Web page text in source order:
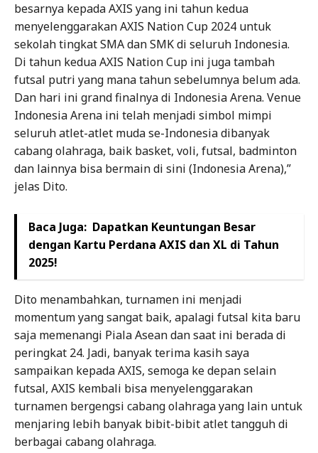
besarnya kepada AXIS yang ini tahun kedua
menyelenggarakan AXIS Nation Cup 2024 untuk
sekolah tingkat SMA dan SMK di seluruh Indonesia.
Di tahun kedua AXIS Nation Cup ini juga tambah
futsal putri yang mana tahun sebelumnya belum ada.
Dan hari ini grand finalnya di Indonesia Arena. Venue
Indonesia Arena ini telah menjadi simbol mimpi
seluruh atlet-atlet muda se-Indonesia dibanyak
cabang olahraga, baik basket, voli, futsal, badminton
dan lainnya bisa bermain di sini (Indonesia Arena),”
jelas Dito.
Baca Juga: Dapatkan Keuntungan Besar
dengan Kartu Perdana AXIS dan XL di Tahun
2025!
Dito menambahkan, turnamen ini menjadi
momentum yang sangat baik, apalagi futsal kita baru
saja memenangi Piala Asean dan saat ini berada di
peringkat 24. Jadi, banyak terima kasih saya
sampaikan kepada AXIS, semoga ke depan selain
futsal, AXIS kembali bisa menyelenggarakan
turnamen bergengsi cabang olahraga yang lain untuk
menjaring lebih banyak bibit-bibit atlet tangguh di
berbagai cabang olahraga.